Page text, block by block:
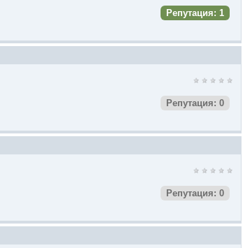
Репутация: 1
Репутация: 0
Репутация: 0